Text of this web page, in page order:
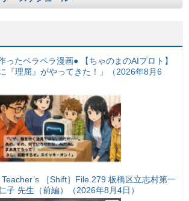
ったペラペラ漫画● 【ちゃのまのAIプロト】
『理屈』がやってきた！」（2026年8月6
Teacher’s ［Shift］File.279 板橋区立志村第一
子 先生（前編）（2026年8月4日）